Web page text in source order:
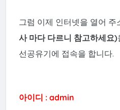
그럼 이제 인터넷을 열어 주
사 마다 다르니 참고하세요)
선공유기에 접속을 합니다.
아이디 : admin